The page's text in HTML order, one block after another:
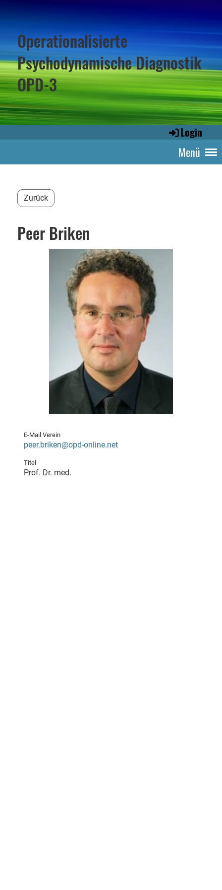
Operationalisierte
Psychodynamische Diagnostik
OPD-3
Login
Menü
Zurück
Peer Briken
E-Mail Verein
peer.briken@opd-online.net
Titel
Prof. Dr. med.